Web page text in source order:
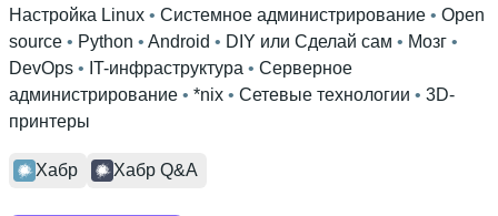
Настройка Linux • Системное администрирование • Open
source • Python • Android • DIY или Сделай сам • Мозг
DevOps • IT-инфраструктура • Серверное
администрирование • *nix • Сетевые технологии • 3D-
принтеры
Хабр Хабр Q&A